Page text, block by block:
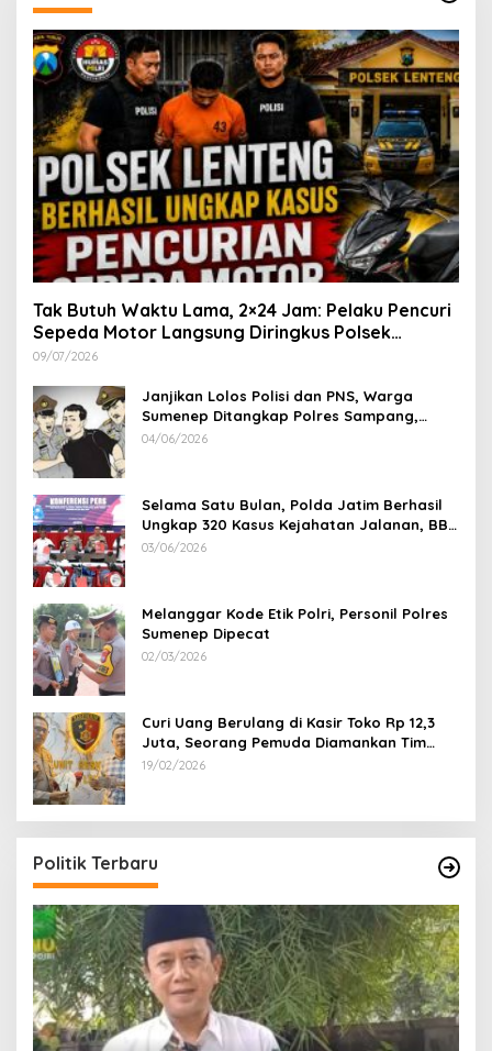
Tak Butuh Waktu Lama, 2×24 Jam: Pelaku Pencuri
Sepeda Motor Langsung Diringkus Polsek
Lenteng di Wilayah Manding
09/07/2026
Janjikan Lolos Polisi dan PNS, Warga
Sumenep Ditangkap Polres Sampang,
Korban Rugi Rp 600 juta
04/06/2026
Selama Satu Bulan, Polda Jatim Berhasil
Ungkap 320 Kasus Kejahatan Jalanan, BB
100 Sepeda Motor dan 12 Mobil Diamankan
03/06/2026
Melanggar Kode Etik Polri, Personil Polres
Sumenep Dipecat
02/03/2026
Curi Uang Berulang di Kasir Toko Rp 12,3
Juta, Seorang Pemuda Diamankan Tim
Reskrim Polsek Lenteng Sumenep
19/02/2026
Politik Terbaru